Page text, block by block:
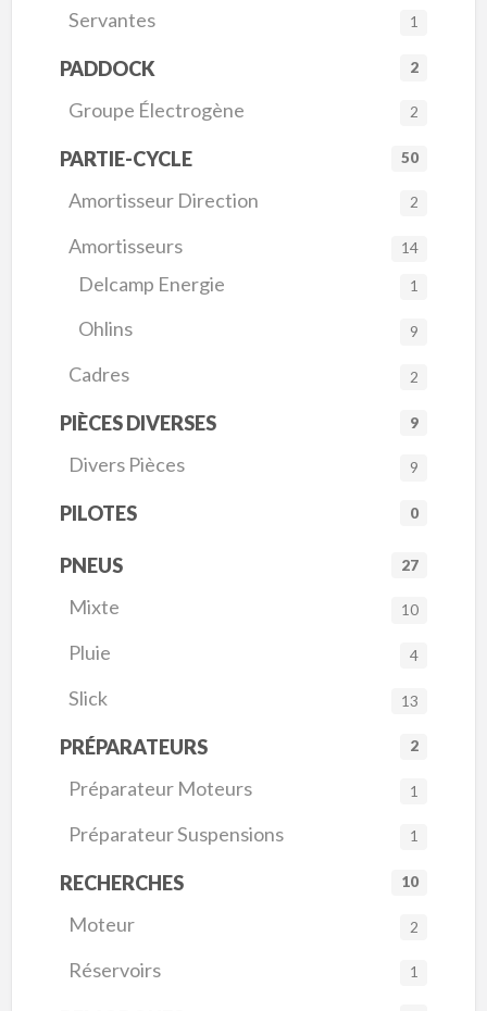
Servantes 1
PADDOCK 2
Groupe Électrogène 2
PARTIE-CYCLE 50
Amortisseur Direction 2
Amortisseurs 14
Delcamp Energie 1
Ohlins 9
Cadres 2
PIÈCES DIVERSES 9
Divers Pièces 9
PILOTES 0
PNEUS 27
Mixte 10
Pluie 4
Slick 13
PRÉPARATEURS 2
Préparateur Moteurs 1
Préparateur Suspensions 1
RECHERCHES 10
Moteur 2
Réservoirs 1